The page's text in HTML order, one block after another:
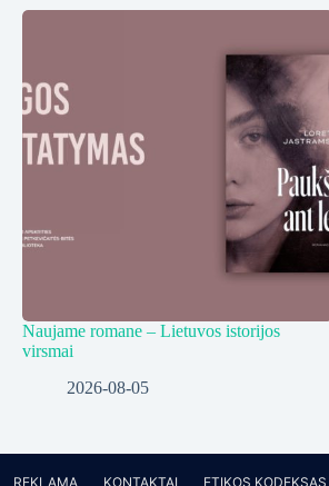
Naujame romane – Lietuvos istorijos
virsmai
2026-08-05
REKLAMA KONTAKTAI ETIKOS KODEKSAS